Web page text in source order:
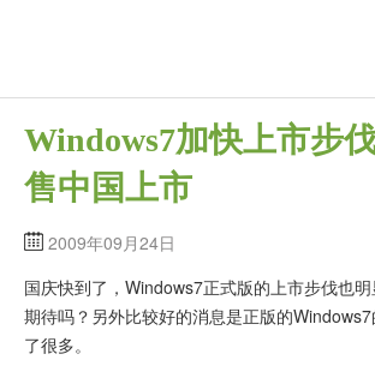
Windows7加快上市步
售中国上市
2009年09月24日
国庆快到了，Windows7正式版的上市步伐也
期待吗？另外比较好的消息是正版的
了很多。